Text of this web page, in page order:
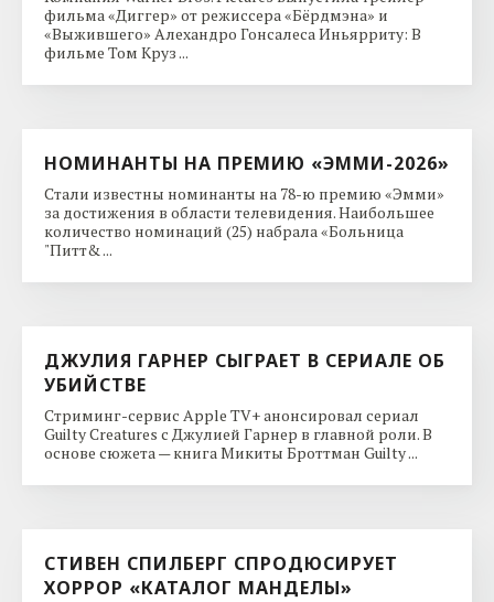
фильма «Диггер» от режиссера «Бёрдмэна» и
«Выжившего» Алехандро Гонсалеса Иньярриту: В
фильме Том Круз ...
НОМИНАНТЫ НА ПРЕМИЮ «ЭММИ-2026»
Стали известны номинанты на 78-ю премию «Эмми»
за достижения в области телевидения. Наибольшее
количество номинаций (25) набрала «Больница
"Питт& ...
ДЖУЛИЯ ГАРНЕР СЫГРАЕТ В СЕРИАЛЕ ОБ
УБИЙСТВЕ
Стриминг-сервис Apple TV+ анонсировал сериал
Guilty Creatures с Джулией Гарнер в главной роли. В
основе сюжета — книга Микиты Броттман Guilty ...
СТИВЕН СПИЛБЕРГ СПРОДЮСИРУЕТ
ХОРРОР «КАТАЛОГ МАНДЕЛЫ»